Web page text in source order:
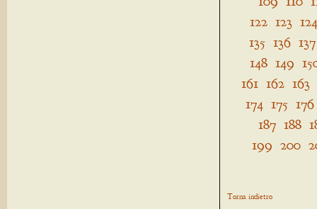
122 123 124
135 136 137
148 149
161 162 163
174 175 176
187 188
199 200
Torna indietro